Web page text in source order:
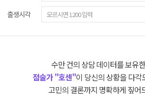
출생시각
수만 건의 상담 데이터를 보유
점술가 "호센"이 당신의 상황을 다각
고민의 결론까지 명확하게 짚어